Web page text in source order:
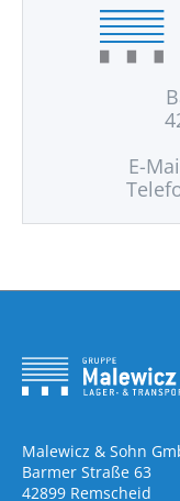
E-
Malewicz & Sohn
Barmer Straße 63
42899 Remscheid